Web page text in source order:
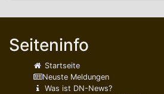
Seiteninfo
Startseite
Neuste Meldungen
Was ist DN-News?